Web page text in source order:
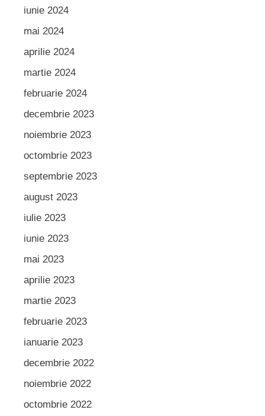
iunie 2024
mai 2024
aprilie 2024
martie 2024
februarie 2024
decembrie 2023
noiembrie 2023
octombrie 2023
septembrie 2023
august 2023
iulie 2023
iunie 2023
mai 2023
aprilie 2023
martie 2023
februarie 2023
ianuarie 2023
decembrie 2022
noiembrie 2022
octombrie 2022